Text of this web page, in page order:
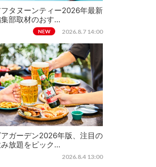
タヌーンティー2026年最新
部取材のおす…
NEW 2026.8.7 14:00
ガーデン2026年版、注目の
放題をピック…
2026.8.4 13:00